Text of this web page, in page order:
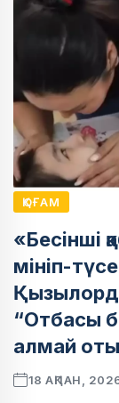
ҚОҒАМ
«Бесінші
мініп-
“Отбасы
алмай
18 АҚПАН,